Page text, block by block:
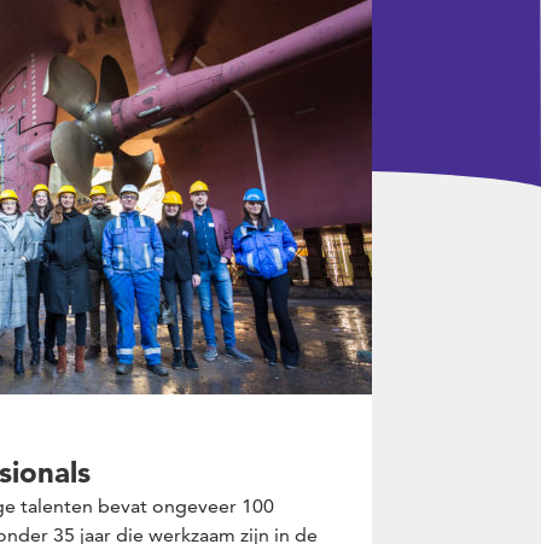
talenten bevat ongeveer 100
35 jaar die werkzaam zijn in de